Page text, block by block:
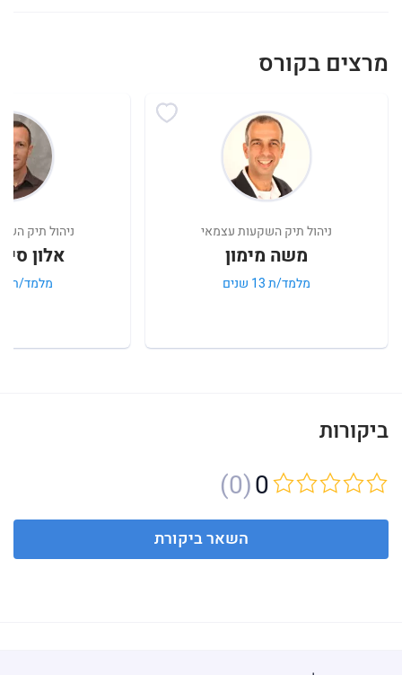
מרצים בקורס
ניהול תיק השקעות עצמאי
משה מימון
מלמד/ת 13 שנים
ניהול תיק
אלון
מלמד/ת 15 שנים
ביקורות
(0)0
השאר ביקורת